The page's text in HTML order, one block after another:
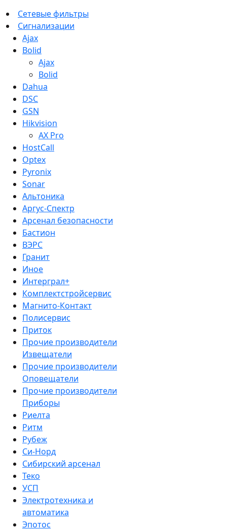
Сетевые фильтры
Сигнализации
Ajax
Bolid
Ajax
Bolid
Dahua
DSC
GSN
Hikvision
AX Pro
HostCall
Optex
Pyronix
Sonar
Альтоника
Аргус-Спектр
Арсенал безопасности
Бастион
ВЭРС
Гранит
Иное
Интерграл+
Комплектстройсервис
Магнито-Контакт
Полисервис
Приток
Прочие производители
Извещатели
Прочие производители
Оповещатели
Прочие производители
Приборы
Риелта
Ритм
Рубеж
Си-Норд
Сибирский арсенал
Теко
УСП
Электротехника и
автоматика
Эпотос